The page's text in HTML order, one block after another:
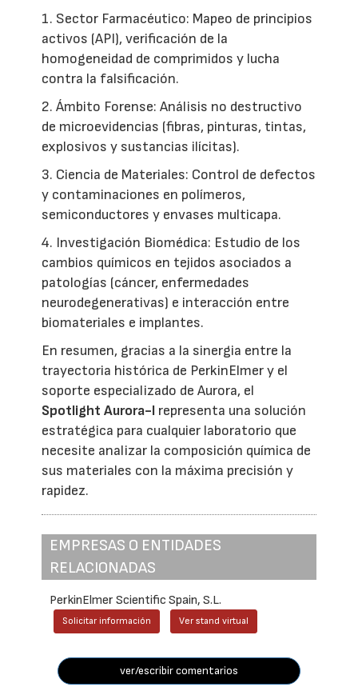
1. Sector Farmacéutico: Mapeo de principios
activos (API), verificación de la
homogeneidad de comprimidos y lucha
contra la falsificación.
2. Ámbito Forense: Análisis no destructivo
de microevidencias (fibras, pinturas, tintas,
explosivos y sustancias ilícitas).
3. Ciencia de Materiales: Control de defectos
y contaminaciones en polímeros,
semiconductores y envases multicapa.
4. Investigación Biomédica: Estudio de los
cambios químicos en tejidos asociados a
patologías (cáncer, enfermedades
neurodegenerativas) e interacción entre
biomateriales e implantes.
En resumen, gracias a la sinergia entre la
trayectoria histórica de PerkinElmer y el
soporte especializado de Aurora, el
Spotlight Aurora-I representa una solución
estratégica para cualquier laboratorio que
necesite analizar la composición química de
sus materiales con la máxima precisión y
rapidez.
EMPRESAS O ENTIDADES
RELACIONADAS
PerkinElmer Scientific Spain, S.L.
Solicitar información Ver stand virtual
ver/escribir comentarios